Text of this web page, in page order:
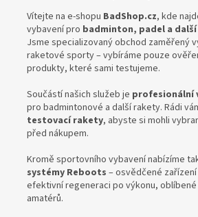
Vítejte na e-shopu BadShop.cz, kde
vybavení pro badminton, padel a
Jsme specializovaný obchod zaměřený
raketové sporty – vybíráme pouze
produkty, které sami testujeme.
Součástí našich služeb je profesionální
pro badmintonové a další rakety. Rádi
testovací rakety, abyste si mohli
před nákupem.
Kromě sportovního vybavení nabízíme
systémy Reboots – osvědčené
efektivní regeneraci po výkonu,
amatérů.